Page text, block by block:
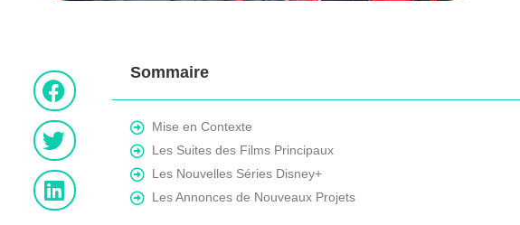
Sommaire
Mise en Contexte
Les Suites des Films Principaux
Les Nouvelles Séries Disney+
Les Annonces de Nouveaux Projets